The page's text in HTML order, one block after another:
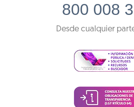
800 008
Desde cualquier